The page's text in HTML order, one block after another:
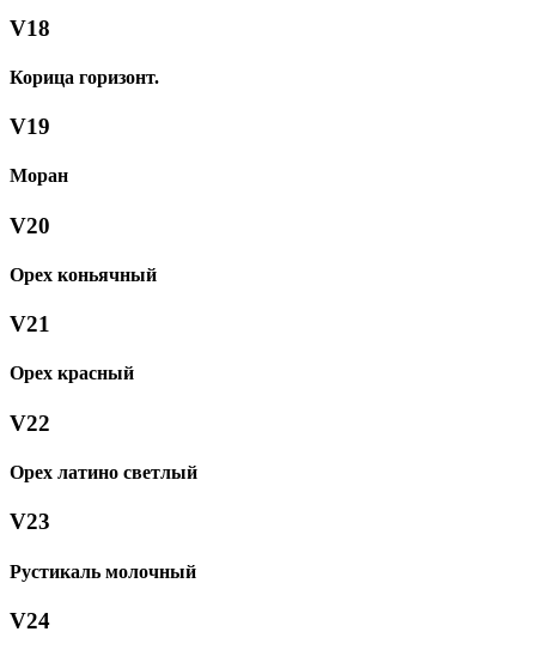
V18
Корица горизонт.
V19
Моран
V20
Орех коньячный
V21
Орех красный
V22
Орех латино светлый
V23
Рустикаль молочный
V24